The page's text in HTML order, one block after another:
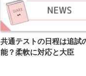
共通テストの日程は追試
能？柔軟に対応と大臣